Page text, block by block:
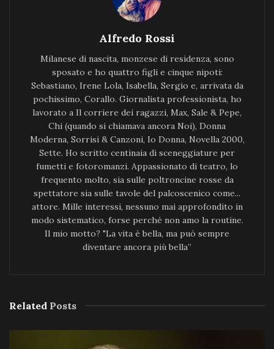
Alfredo Rossi
Milanese di nascita, monzese di residenza, sono
sposato e ho quattro figli e cinque nipoti:
Sebastiano, Irene Lola, Isabella, Sergio e, arrivata da
pochissimo, Corallo. Giornalista professionista, ho
lavorato a Il corriere dei ragazzi, Max, Sale & Pepe,
Chi (quando si chiamava ancora Noi), Donna
Moderna, Sorrisi & Canzoni, Io Donna, Novella 2000,
Sette. Ho scritto centinaia di sceneggiature per
fumetti e fotoromanzi. Appassionato di teatro, lo
frequento molto, sia sulle poltroncine rosse da
spettatore sia sulle tavole del palcoscenico come...
attore. Mille interessi, nessuno mai approfondito in
modo sistematico, forse perché non amo la routine.
Il mio motto? "La vita è bella, ma può sempre
diventare ancora più bella”
Related Posts